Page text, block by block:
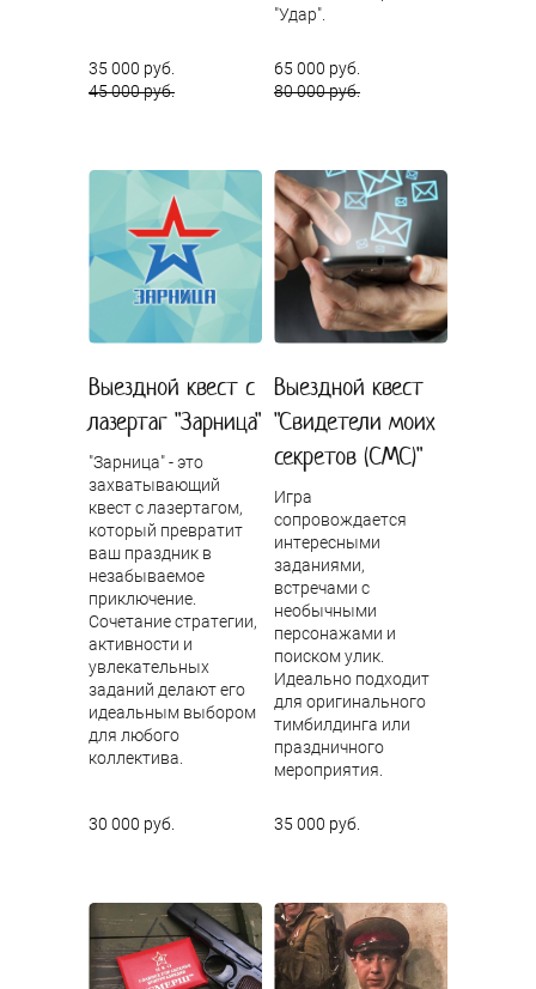
35 000 руб.
45 000 руб.
"Удар".
65 000 руб.
80 000 руб.
Выездной квест с
лазертаг "Зарница"
"Зарница" - это
захватывающий
квест с лазертагом,
который превратит
ваш праздник в
незабываемое
приключение.
Сочетание стратегии,
активности и
увлекательных
заданий делают его
идеальным выбором
для любого
коллектива.
30 000 руб.
Выездной квест
"Свидетели моих
секретов (СМС)"
Игра
сопровождается
интересными
заданиями,
встречами с
необычными
персонажами и
поиском улик.
Идеально подходит
для оригинального
тимбилдинга или
праздничного
мероприятия.
35 000 руб.